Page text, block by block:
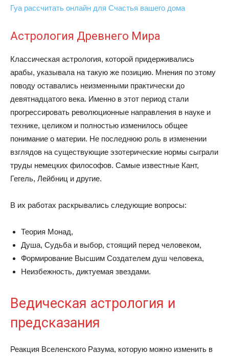
Гуа рассчитать онлайн для Счастья вашего дома
Астрология Древнего Мира
Классическая астрология, которой придерживались
арабы, указывала на такую же позицию. Мнения по этому
поводу оставались неизменными практически до
девятнадцатого века. Именно в этот период стали
прогрессировать революционные направления в науке и
технике, целиком и полностью изменилось общее
понимание о материи. Не последнюю роль в изменении
взглядов на существующие эзотерические нормы сыграли
труды немецких философов. Самые известные Кант,
Гегель, Лейбниц и другие.
В их работах раскрывались следующие вопросы:
Теория Монад,
Душа, Судьба и выбор, стоящий перед человеком,
Формирование Высшим Создателем душ человека,
Неизбежность, диктуемая звездами.
Ведическая астрология и
предсказания
Реакция Вселенского Разума, которую можно изменить в